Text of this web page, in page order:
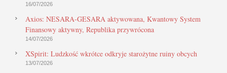
16/07/2026
Axios: NESARA-GESARA aktywowana, Kwantowy System
Finansowy aktywny, Republika przywrócona
14/07/2026
XSpirit: Ludzkość wkrótce odkryje starożytne ruiny obcych
13/07/2026